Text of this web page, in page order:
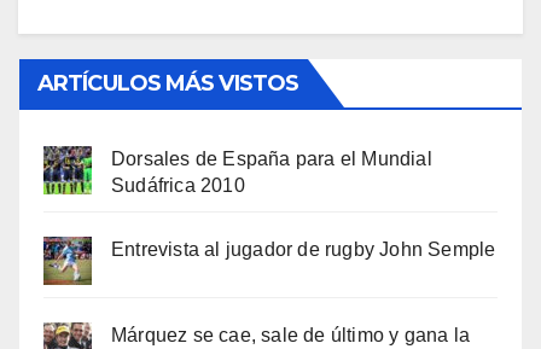
ARTÍCULOS MÁS VISTOS
Dorsales de España para el Mundial
Sudáfrica 2010
Entrevista al jugador de rugby John Semple
Márquez se cae, sale de último y gana la